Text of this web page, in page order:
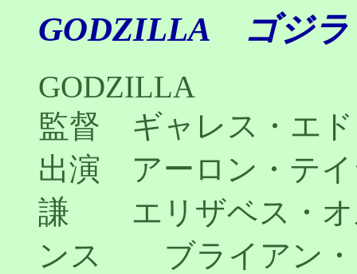
GODZILLA ゴジラ
GODZILLA
監督 ギャレス・エ
出演 アーロン・テ
謙 エリザベス・
ンス ブライアン